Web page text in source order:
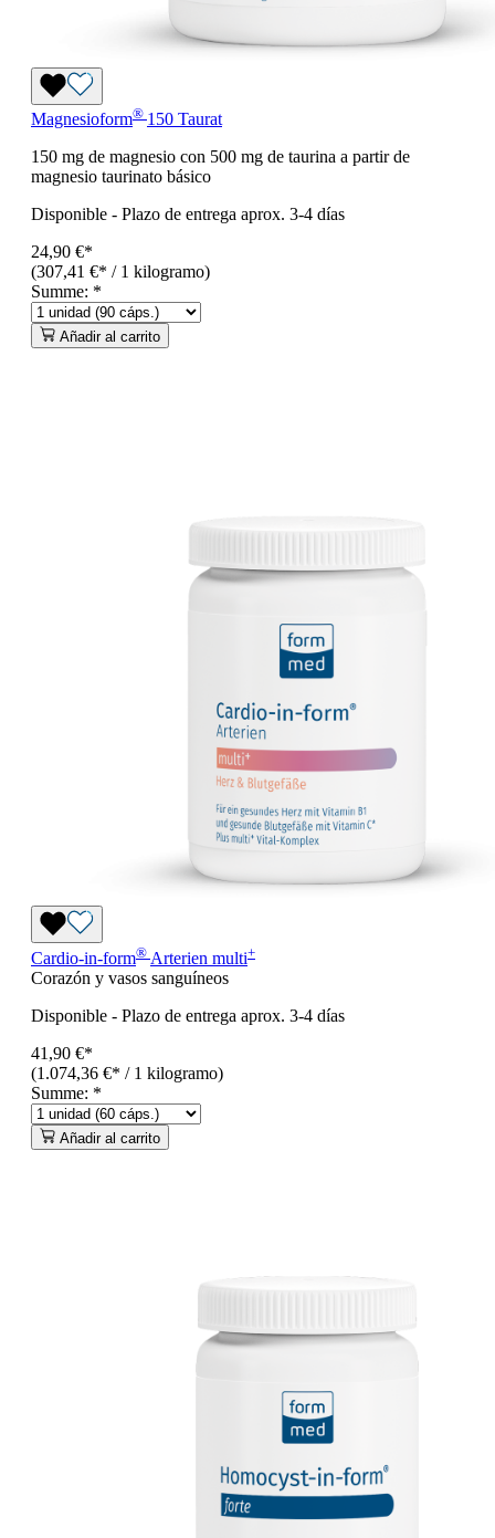
Magnesioform® 150 Taurat
150 mg de magnesio con 500 mg de taurina a partir de
magnesio taurinato básico
Disponible - Plazo de entrega aprox. 3-4 días
24,90 €*
(307,41 €* / 1 kilogramo)
Summe: *
Añadir al carrito
Cardio-in-form® Arterien multi+
Corazón y vasos sanguíneos
Disponible - Plazo de entrega aprox. 3-4 días
41,90 €*
(1.074,36 €* / 1 kilogramo)
Summe: *
Añadir al carrito